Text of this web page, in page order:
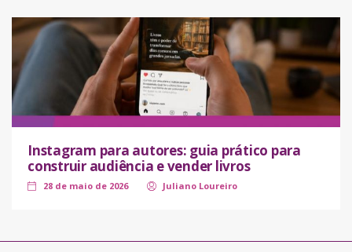
Instagram para autores: guia prático para
construir audiência e vender livros
28 de maio de 2026 Juliano Loureiro